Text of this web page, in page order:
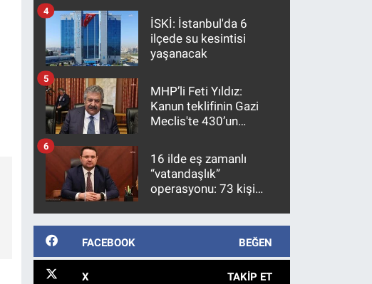
İSKİ: İstanbul'da 6
ilçede su kesintisi
yaşanacak
4
MHP’li Feti Yıldız:
Kanun teklifinin Gazi
Meclis'te 430’un
kanunlaşacağı
görülmektedir
5
16 ilde eş zamanlı
“vatandaşlık”
operasyonu: 73 kişi
6
FACEBOOK BEĞEN
X TAKIP ET